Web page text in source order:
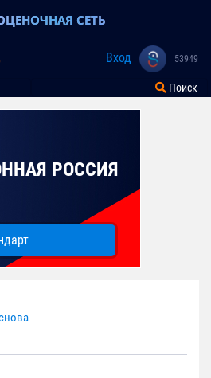
СЕТЬ
Вход 53949
Поиск
РОССИЯ